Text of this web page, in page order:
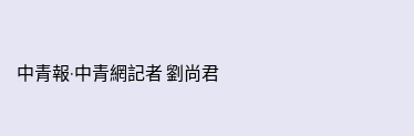
中青報·中青網記者 劉尚君